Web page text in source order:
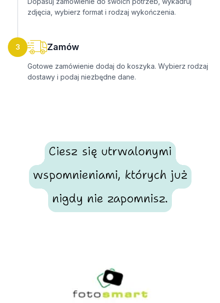
zdjęcia, wybierz format i rodzaj wykończenia.
3 Zamów
Gotowe zamówienie dodaj do koszyka. Wybierz rodzaj
dostawy i podaj niezbędne dane.
Ciesz się utrwalonymi
wspomnieniami, których już
nigdy nie zapomnisz.